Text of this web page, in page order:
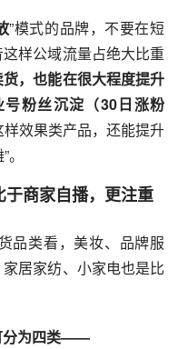
”模式的品牌，不要在短
样公域流量占绝大比重
，也能在很大程度提升
粉丝沉淀（30日涨粉
效果类产品，还能提升
商家自播，更注重
品类看，美妆、品牌服
居家纺、小家电也是比
分为四类——